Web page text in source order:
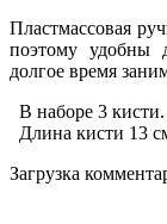
Пластмассовая
поэтому
долгое время
В наборе 3 кисти.
Длина кисти 13
Загрузка